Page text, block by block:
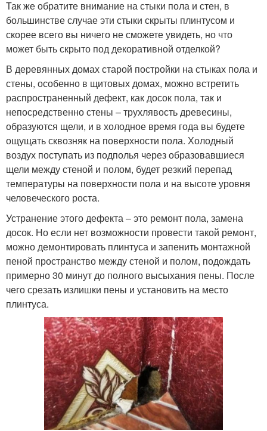
Так же обратите внимание на стыки пола и стен, в
большинстве случае эти стыки скрыты плинтусом и
скорее всего вы ничего не сможете увидеть, но что
может быть скрыто под декоративной отделкой?
В деревянных домах старой постройки на стыках пола и
стены, особенно в щитовых домах, можно встретить
распространенный дефект, как досок пола, так и
непосредственно стены – трухлявость древесины,
образуются щели, и в холодное время года вы будете
ощущать сквозняк на поверхности пола. Холодный
воздух поступать из подполья через образовавшиеся
щели между стеной и полом, будет резкий перепад
температуры на поверхности пола и на высоте уровня
человеческого роста.
Устранение этого дефекта – это ремонт пола, замена
досок. Но если нет возможности провести такой ремонт,
можно демонтировать плинтуса и запенить монтажной
пеной пространство между стеной и полом, подождать
примерно 30 минут до полного высыхания пены. После
чего срезать излишки пены и установить на место
плинтуса.